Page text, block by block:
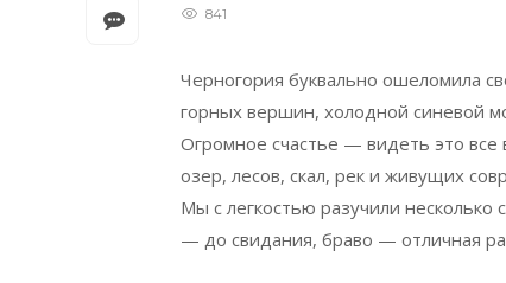
841
Черногория буквально ошеломила
горных вершин, холодной синевой
Огромное счастье — видеть это все
озер, лесов, скал, рек и живущих
Мы с легкостью разучили несколько
— до свидания, браво — отличная